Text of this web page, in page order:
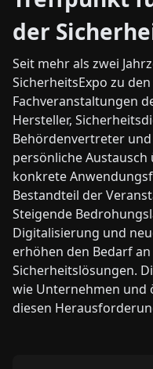
der
Seit mehr als zwei
SicherheitsExpo zu
Fachveranstaltungen
Hersteller,
Behördenvertreter
persönliche
konkrete
Bestandteil der
Steigende
Digitalisierung und
erhöhen den Bedarf
Sicherheitslösungen.
wie Unternehmen und
diesen